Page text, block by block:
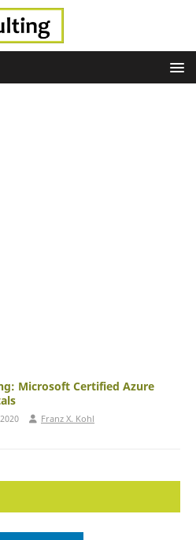
Microsoft Certified Azure
Franz X. Kohl